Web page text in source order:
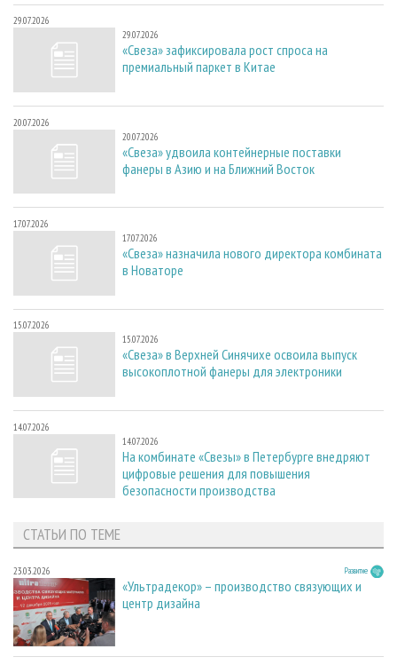
29.07.2026
29.07.2026
«Свеза» зафиксировала рост спроса на
премиальный паркет в Китае
20.07.2026
20.07.2026
«Свеза» удвоила контейнерные поставки
фанеры в Азию и на Ближний Восток
17.07.2026
17.07.2026
«Свеза» назначила нового директора комбината
в Новаторе
15.07.2026
15.07.2026
«Свеза» в Верхней Синячихе освоила выпуск
высокоплотной фанеры для электроники
14.07.2026
14.07.2026
На комбинате «Свезы» в Петербурге внедряют
цифровые решения для повышения
безопасности производства
СТАТЬИ ПО ТЕМЕ
23.03.2026 Развитие
«Ультрадекор» – производство связующих и
центр дизайна